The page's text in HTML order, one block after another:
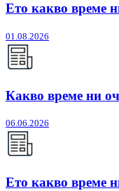
Ето какво време
01.08.2026
Какво време ни
06.06.2026
Ето какво време